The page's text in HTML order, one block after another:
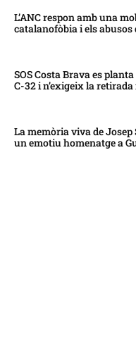
L’ANC respon amb una
catalanofòbia i els
SOS Costa Brava es
C-32 i n’exigeix la
La memòria viva de
un emotiu homenatge a